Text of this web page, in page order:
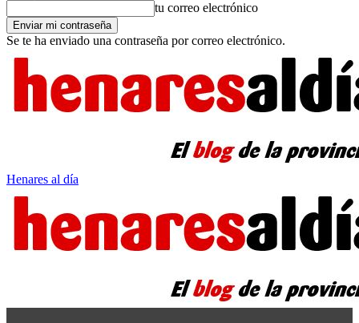
tu correo electrónico
Se te ha enviado una contraseña por correo electrónico.
Henares al día